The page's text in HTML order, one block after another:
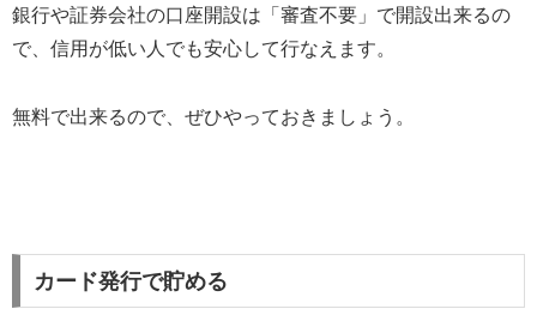
銀行や証券会社の口座開設は「審査不要」で開設出来るの
で、信用が低い人でも安心して行なえます。
無料で出来るので、ぜひやっておきましょう。
カード発行で貯める